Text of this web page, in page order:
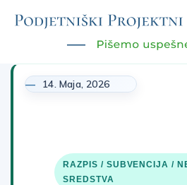
14. Maja, 2026
RAZPIS / SUBVENCIJA /
SREDSTVA